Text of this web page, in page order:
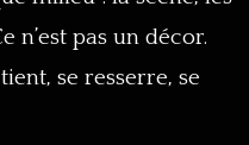
n’est pas un décor.
se resserre, se